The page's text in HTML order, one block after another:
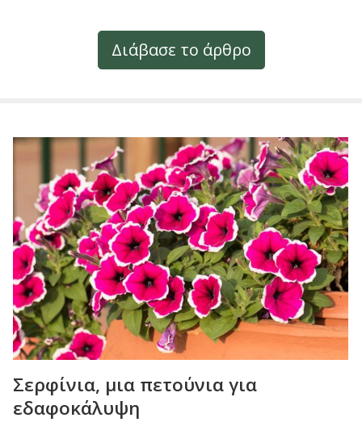
Διάβασε το άρθρο
Σερφίνια, μια πετούνια για
εδαφοκάλυψη